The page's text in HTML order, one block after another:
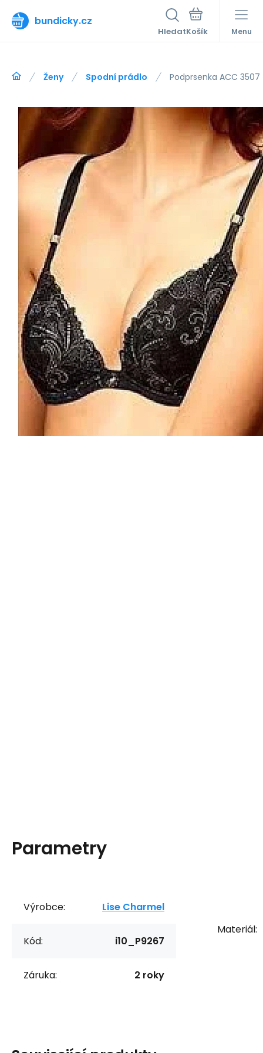
bundicky.cz
Hledat Menu
Ženy Spodní prádlo Podprsenka ACC
Parametry
Výrobce: Lise Charmel
Kód: i10_P9267
Záruka: 2 roky
Materiál: